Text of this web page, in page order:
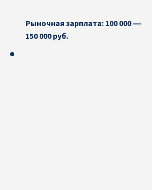
Рыночная зарплата: 100 000 —
150 000 руб.